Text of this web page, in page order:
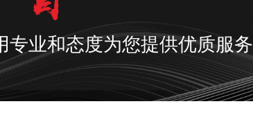
业和态度为您提供优质服务